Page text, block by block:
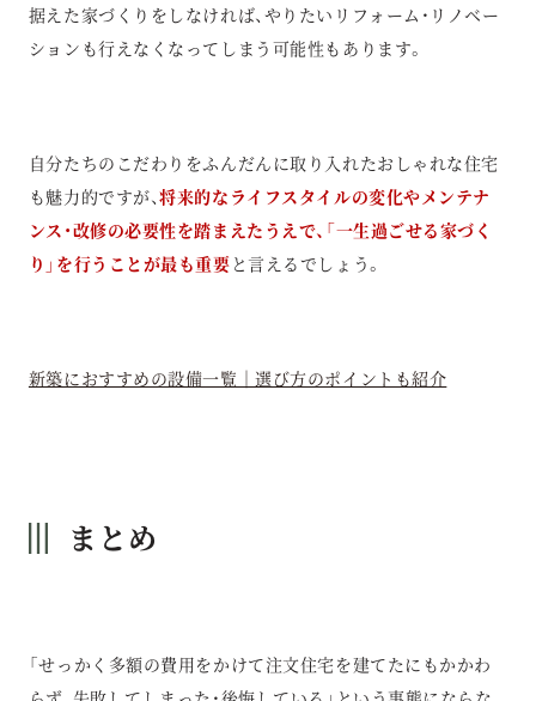
据えた家づくりをしなければ、やりたいリフォーム・リノベー
ションも行えなくなってしまう可能性もあります。
自分たちのこだわりをふんだんに取り入れたおしゃれな住宅
も魅力的ですが、将来的なライフスタイルの変化やメンテナ
ンス・改修の必要性を踏まえたうえで、「一生過ごせる家づく
り」を行うことが最も重要 と言えるでしょう。
新築におすすめの設備一覧｜選び方のポイントも紹介
まとめ
「せっかく多額の費用をかけて注文住宅を建てたにもかかわ